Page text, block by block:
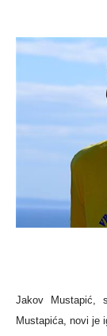
Jakov Mustapić,
Mustapića, novi je